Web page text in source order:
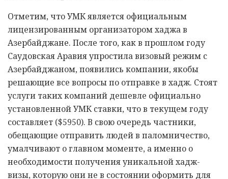
Отметим, что УМК является официальным
лицензированным организатором хаджа в
Азербайджане. После того, как в прошлом году
Саудовская Аравия упростила визовый режим с
Азербайджаном, появились компании, якобы
решающие все вопросы по отправке в хадж. Стоят
услуги таких компаний дешевле официально
установленной УМК ставки, что в текущем году
составляет ($5950). В свою очередь частники,
обещающие отправить людей в паломничество,
умалчивают о главном моменте, а именно о
необходимости получения уникальной хадж-
визы, которую они не в состоянии оформить для